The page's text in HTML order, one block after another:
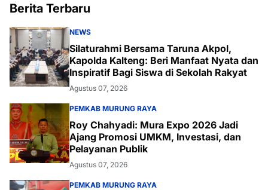
Berita Terbaru
NEWS
Silaturahmi Bersama Taruna Akpol,
Kapolda Kalteng: Beri Manfaat Nyata dan
Inspiratif Bagi Siswa di Sekolah Rakyat
Agustus 07, 2026
PEMKAB MURUNG RAYA
Roy Chahyadi: Mura Expo 2026 Jadi
Ajang Promosi UMKM, Investasi, dan
Pelayanan Publik
Agustus 07, 2026
PEMKAB MURUNG RAYA